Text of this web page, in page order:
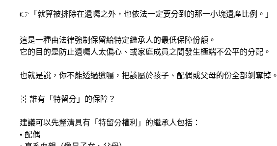
👉「就算被排除在遺囑之外，也依法一定要分到的那一小塊遺產比例。」
這是一種由法律強制保留給特定繼承人的最低保障份額。
它的目的是防止遺囑人太偏心、或家庭成員之間發生極端不公平的分配。
也就是說，你不能透過遺囑，把該屬於孩子、配偶或父母的份全部剝奪掉。
🧬 誰有「特留分」的保障？
建議可以先釐清具有「特留分權利」的繼承人包括：
• 配偶